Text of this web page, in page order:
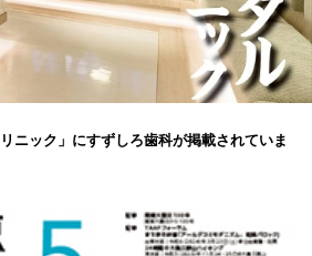
ニック」にすずしろ歯科が掲載されていま